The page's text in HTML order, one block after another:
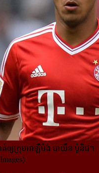
ាត់ឲ្យក្រុមអាឡឺម៉ង់ បាយឺន ម៉ូនិជ។